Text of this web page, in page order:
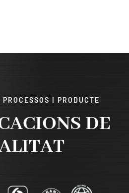
I PRODUCTE
DE